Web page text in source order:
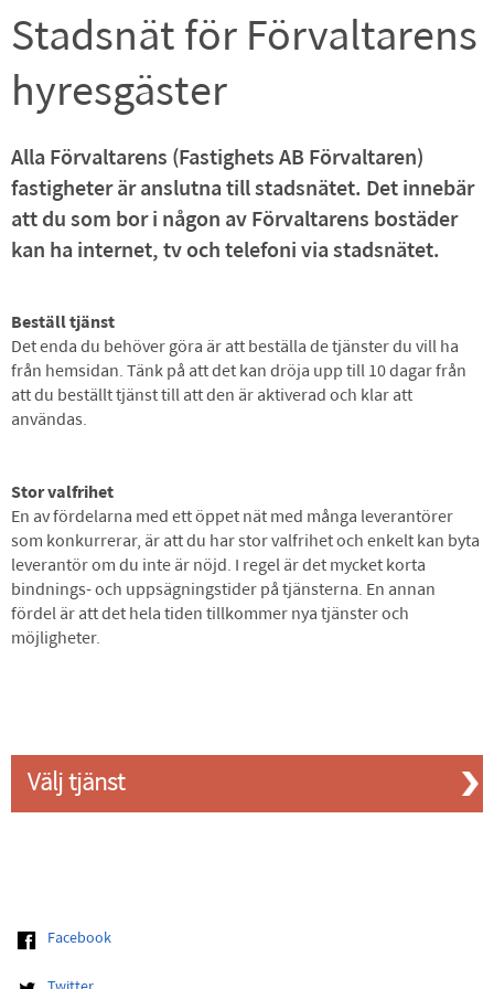
Stadsnät för Förvaltarens
hyresgäster
Alla Förvaltarens (Fastighets AB Förvaltaren)
fastigheter är anslutna till stadsnätet. Det innebär
att du som bor i någon av Förvaltarens bostäder
kan ha internet, tv och telefoni via stadsnätet.
Beställ tjänst
Det enda du behöver göra är att beställa de tjänster du vill ha
från hemsidan. Tänk på att det kan dröja upp till 10 dagar från
att du beställt tjänst till att den är aktiverad och klar att
användas.
Stor valfrihet
En av fördelarna med ett öppet nät med många leverantörer
som konkurrerar, är att du har stor valfrihet och enkelt kan byta
leverantör om du inte är nöjd. I regel är det mycket korta
bindnings- och uppsägningstider på tjänsterna. En annan
fördel är att det hela tiden tillkommer nya tjänster och
möjligheter.
Välj tjänst
Facebook